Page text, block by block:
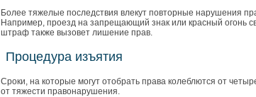
Более тяжелые последствия влекут повторные нарушения
Например, проезд на запрещающий знак или красный огонь
штраф также вызовет лишение прав.
Процедура изъятия
Сроки, на которые могут отобрать права колеблются от
от тяжести правонарушения.